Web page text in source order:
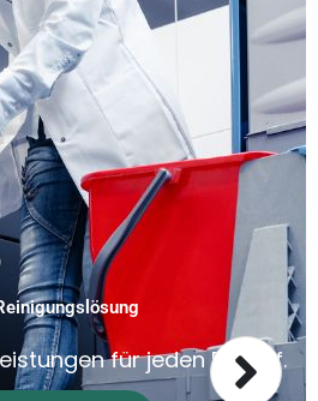
für jeden Bedarf.